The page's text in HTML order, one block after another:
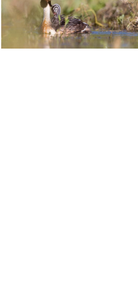
376-Philippe Menanteau-Epicéas